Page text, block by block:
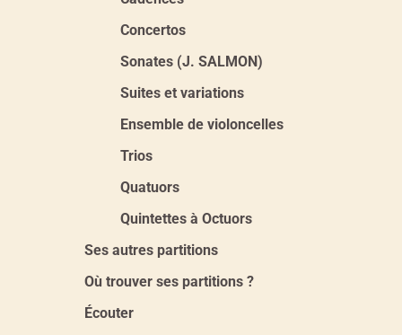
Concertos
Sonates (J. SALMON)
Suites et variations
Ensemble de violoncelles
Trios
Quatuors
Quintettes à Octuors
Ses autres partitions
Où trouver ses partitions ?
Écouter